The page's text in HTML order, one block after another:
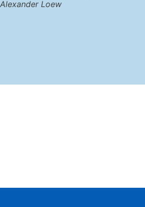
Alexander Loew